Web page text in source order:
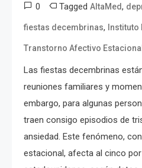
0 Tagged AltaMed,
fiestas decembrinas, Instituto
Transtorno Afectivo Estacional
Las fiestas decembrinas
reuniones familiares y
embargo, para algunas
traen consigo episodios de
ansiedad. Este fenómeno,
estacional, afecta al cinco